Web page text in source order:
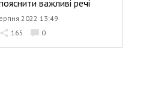
важливі речі
2022 13:49
165 0